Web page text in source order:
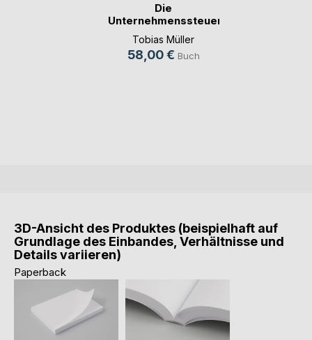
Die
Unternehmenssteuerreform
2001 (...)
Tobias Müller
58,00 € Buch
3D-Ansicht des Produktes (beispielhaft auf
Grundlage des Einbandes, Verhältnisse und
Details variieren)
Paperback